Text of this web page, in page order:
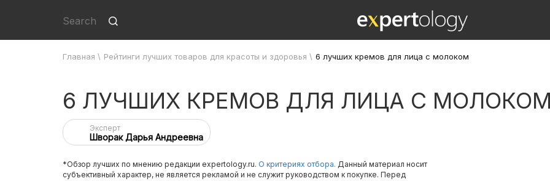
Главная \ Рейтинги лучших товаров для красоты и здоровья \ 6 лучших кремов для лица с молоком
6 ЛУЧШИХ КРЕМОВ ДЛЯ ЛИЦА С
Эксперт
Шворак Дарья Андреевна
*Обзор лучших по мнению редакции expertology.ru. О критериях отбора. Данный материал носит
субъективный характер, не является рекламой и не служит руководством к покупке. Перед